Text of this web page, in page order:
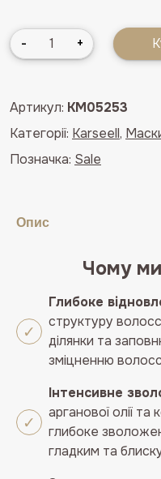
Маска
з
для
відновлення
волосся
Mask,
- +
Артикул: KM05253
Категорії: Karseell,
Позначка: Sale
Опис
Чому
Глибоке
структуру
ділянки та
зміцненню
Інтенсивне
аргановоїолії та
глибоке
гладким та